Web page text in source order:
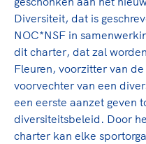
Lees verder
langs de lijn, in de
En wat mag vooral
hier richting aan en is
onderdeel van het
ongewenst gedrag.
Lees verder
Lees verder
Diversiteit, dat is
NOC*NSF in
dit charter, dat zal
Fleuren, voorzitter van
voorvechter van een
een eerste aanzet geven
diversiteitsbeleid. Door
charter kan elke